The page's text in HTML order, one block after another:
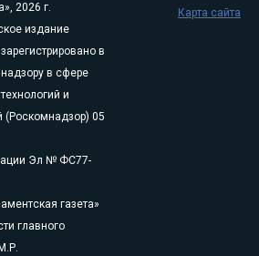
2026 г.
издание
в
в сфере
и
05
Эл № ФС77-
газета»
главного
Карта сайта